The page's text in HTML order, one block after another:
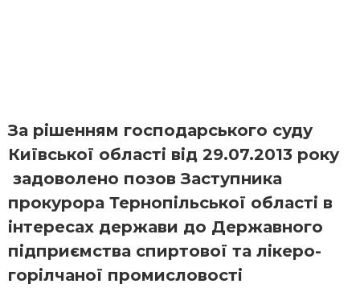
За рішенням господарського суду
Київської області від 29.07.2013 року
задоволено позов Заступника
прокурора Тернопільської області в
інтересах держави до Державного
підприємства спиртової та лікеро-
горілчаної промисловості